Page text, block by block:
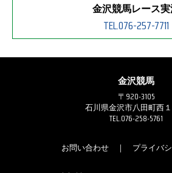
金沢競馬レース
TEL.076-257-7711
金沢競馬
〒920-3105
石川県金沢市八田町西
TEL.076-258-5761
お問い合わせ｜ プライバ